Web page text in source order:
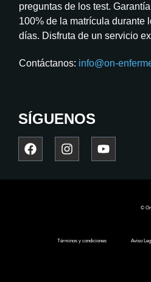
preguntas de los test.
100% de la matrícula durante
días. Disfruta de un servicio
Contáctanos: info@on-
SÍGUENOS
©
Términos y condiciones Aviso